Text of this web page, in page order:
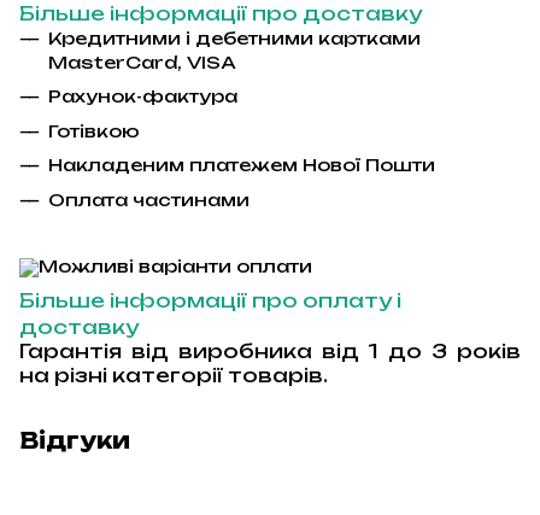
Більше інформації про доставку
Кредитними і дебетними картками
MasterCard, VISA
Рахунок-фактура
Готівкою
Накладеним платежем Нової Пошти
Оплата частинами
Більше інформації про оплату і
доставку
Гарантія від виробника від 1 до 3 років
на різні категорії товарів.
Відгуки